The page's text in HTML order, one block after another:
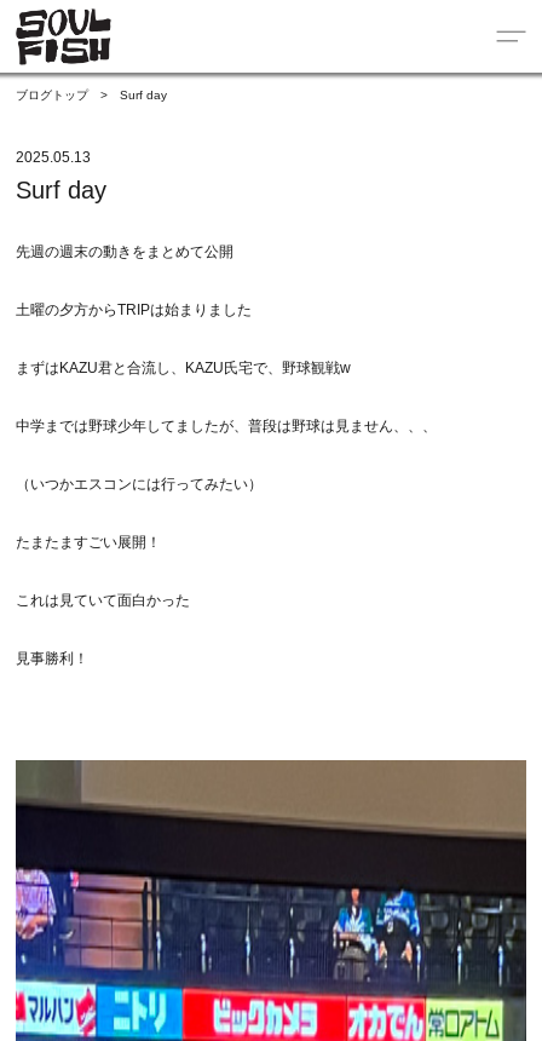
ブログトップ > Surf day
2025.05.13
Surf day
先週の週末の動きをまとめて公開
土曜の夕方からTRIPは始まりました
まずはKAZU君と合流し、KAZU氏宅で、野球観戦w
中学までは野球少年してましたが、普段は野球は見ません、、、
（いつかエスコンには行ってみたい）
たまたますごい展開！
これは見ていて面白かった
見事勝利！